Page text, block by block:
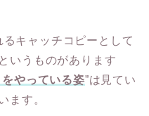
キャッチコピーとして
というものがあります
やっている姿”は見てい
ます。